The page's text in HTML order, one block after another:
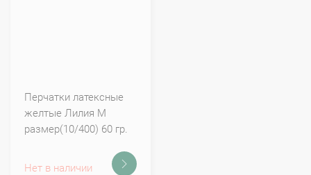
Перчатки латексные
желтые Лилия М
размер(10/400) 60 гр.
Нет в наличии